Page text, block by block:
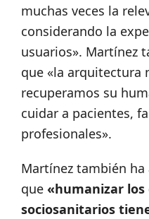
muchas veces la
considerando la
usuarios». Martínez
que «la arquitectura
recuperamos su
cuidar a pacientes,
profesionales».
Martínez también ha
que «humanizar
sociosanitarios